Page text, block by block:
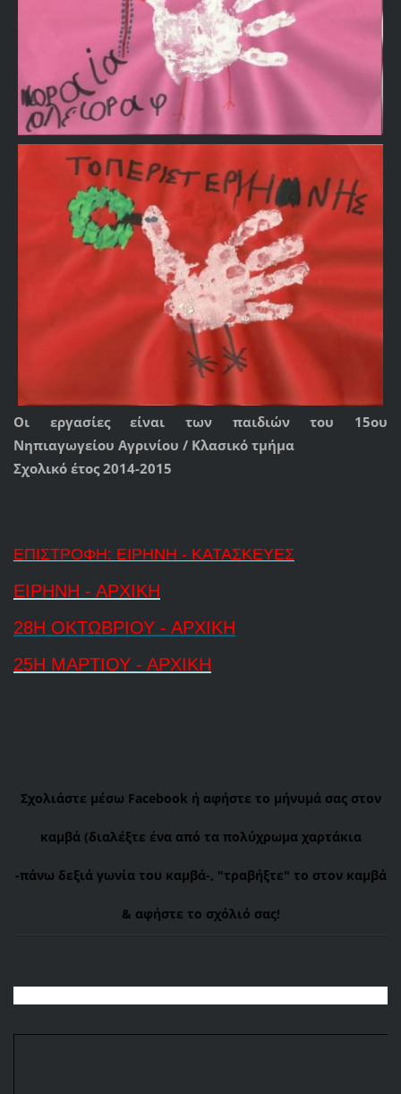
Οι εργασίες είναι των παιδιών του 15ου
Νηπιαγωγείου Αγρινίου / Κλασικό τμήμα
Σχολικό έτος 2014-2015
ΕΠΙΣΤΡΟΦΗ: ΕΙΡΗΝΗ - ΚΑΤΑΣΚΕΥΕΣ
ΕΙΡΗΝΗ - ΑΡΧΙΚΗ
28Η ΟΚΤΩΒΡΙΟΥ - ΑΡΧΙΚΗ
25Η ΜΑΡΤΙΟΥ - ΑΡΧΙΚΗ
Σχολιάστε μέσω Facebook ή αφήστε το μήνυμά σας στον
καμβά (διαλέξτε ένα από τα πολύχρωμα χαρτάκια
-πάνω δεξιά γωνία του καμβά-, "τραβήξτε" το στον καμβά
& αφήστε το σχόλιό σας!